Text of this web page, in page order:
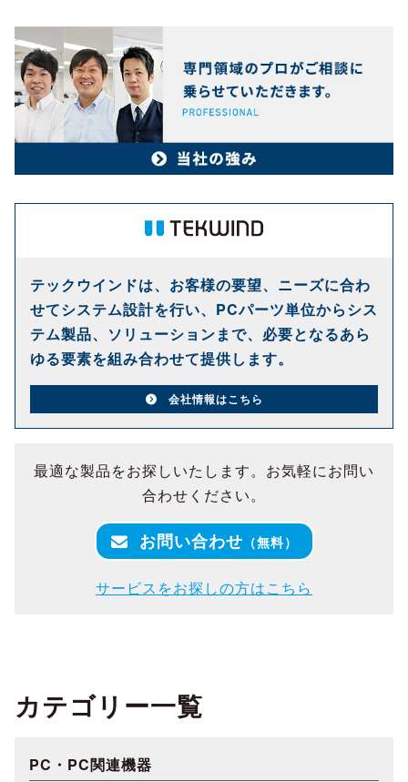
テックウインドは、お客様の要望、ニーズに合わ
せてシステム設計を行い、PCパーツ単位からシス
テム製品、ソリューションまで、必要となるあら
ゆる要素を組み合わせて提供します。
会社情報はこちら
最適な製品をお探しいたします。お気軽にお問い
合わせください。
お問い合わせ （無料）
サービスをお探しの方はこちら
カテゴリー一覧
PC・PC関連機器